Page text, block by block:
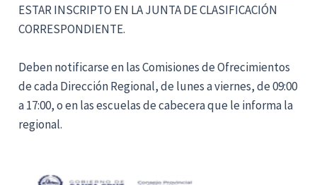
ESTAR INSCRIPTO EN LA JUNTA DE CLASIFICACIÓN
CORRESPONDIENTE.
Deben notificarse en las Comisiones de Ofrecimientos
de cada Dirección Regional, de lunes a viernes, de 09:00
a 17:00, o en las escuelas de cabecera que le informa la
regional.